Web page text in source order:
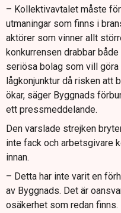
– Kollektivavtalet måste
utmaningar som finns i
aktörer som vinner allt
konkurrensen drabbar
seriösa bolag som vill
lågkonjunktur då risken att
ökar, säger Byggnads
ett pressmeddelande.
Den varslade strejken
inte fack och arbetsgivare
innan.
– Detta har inte varit en
av Byggnads. Det är
osäkerhet som redan